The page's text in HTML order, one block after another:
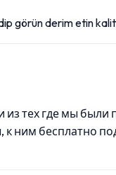
görün derim etin
из тех где мы
ним бесплатно